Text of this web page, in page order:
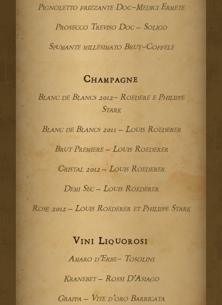
Pignoletto frizzante Doc-Medici Ermete
Prosecco Treviso Doc – Soligo
Spumante millesimato Brut-Coffele
Champagne
Blanc de Blancs 2012- Roedere e Philippe
Stark
Blanc de Blancs 2011 – Louis Roederer
Brut Premiere – Louis Roederer
Cristal 2012 – Louis Roederer
Demi Sec – Louis Roederer
Rosè 2012 – Louis Roederer et Philippe Stark
Vini Liquorosi
Amaro d’Erbe- Tosolini
Kranebet – Rossi D’Asiago
Grappa – Vite d’oro Barricata
L’OSTERIA
I NOSTRI VINI
SOCIAL WALL
DICONO DI NOI
CONTATTI